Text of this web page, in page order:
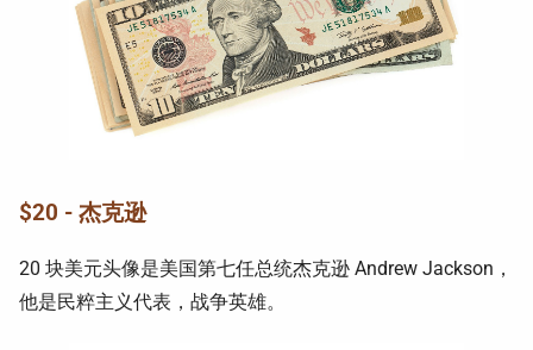
$20 - 杰克逊
20 块美元头像是美国第七任总统杰克逊 Andrew Jackson，
他是民粹主义代表，战争英雄。